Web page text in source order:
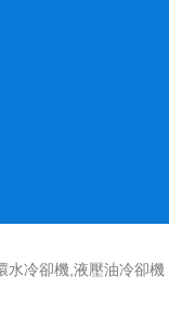
水冷卻機,液壓油冷卻機